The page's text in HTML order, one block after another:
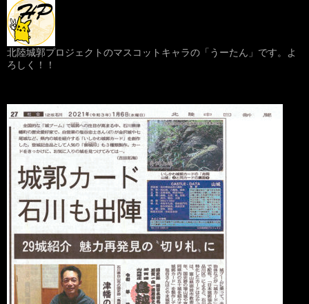
ョ
ン
北陸城郭プロジェクトのマスコットキャラの「うーたん」です。よ
ろしく！！